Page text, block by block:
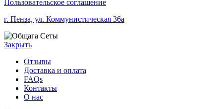
Пользовательское соглашение
г. Пенза, ул. Коммунистическая 36а
Закрыть
Отзывы
Доставка и оплата
FAQs
Контакты
О нас